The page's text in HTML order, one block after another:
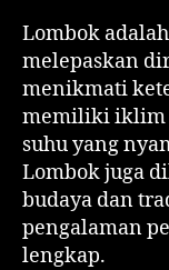
Lombok
melepaskan
menikmati
memiliki iklim
suhu yang
Lombok juga
budaya dan
pengalaman
lengkap.